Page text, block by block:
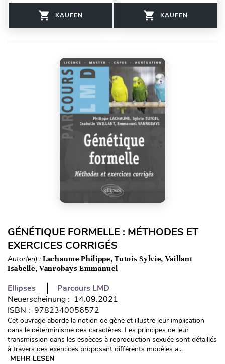
KAUFEN KAUFEN
GÉNÉTIQUE FORMELLE : MÉTHODES ET
EXERCICES CORRIGÉS
Autor(en) : Lachaume Philippe, Tutois Sylvie, Vaillant
Isabelle, Vanrobays Emmanuel
Ellipses
Parcours LMD
Neuerscheinung : 14.09.2021
ISBN : 9782340056572
Cet ouvrage aborde la notion de gène et illustre leur implication
dans le déterminisme des caractères. Les principes de leur
transmission dans les espèces à reproduction sexuée sont détaillés
à travers des exercices proposant différents modèles a...
MEHR LESEN